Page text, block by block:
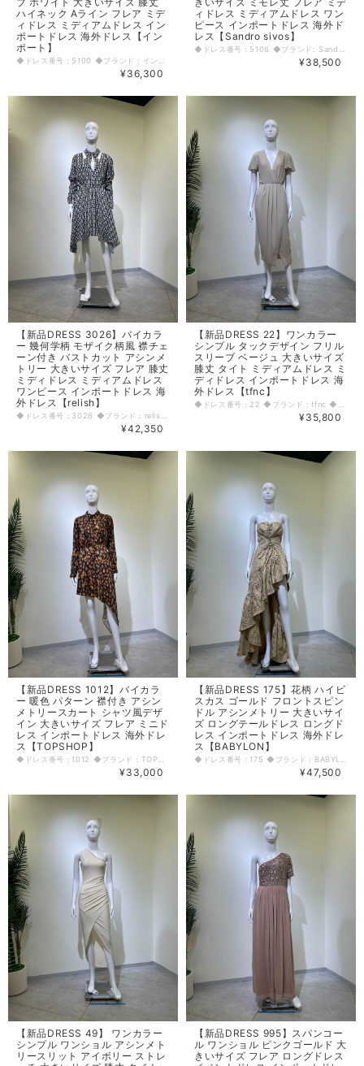
ハイネック Aライン フレア ミデ
ィドレス ミディアムドレス イン
ポートドレス 海外ドレス【イン
ポート】
◆ドレス番号：5100 ◆ブランド：インポート ◆サイズ：L ◆カラー：ホワイト ※平置きサイズ寸法 着丈：上46cm、スカート59cm 肩幅：34cm バスト：44cm ウエスト：35cm ヒップ： 50cm アームホール：cm 袖丈：59cm 〈生地感〉 ＝＝＝＝＝＝＝＝＝＝＝＝＝＝＝＝ 伸縮性： なし 厚み： 普通 裏地： あり 透け感： 若干あり ＝＝＝＝＝＝＝＝＝＝＝＝＝＝＝＝ その他 上着後ろ全ファスナーオープン スカート左ファスナー ◆マネキンサイズ 本体（H） 178cm バスト 78cm ウエスト 59cm ヒップ 87cm
¥36,300
ィドレス ミディアムドレス ワン
ピース インポートドレス 海外ド
レス【Sandro sivos】
◆ドレス番号：5106 ◆ブランド: Sandro sivos ◆サイズ：Ｌ ◆カラー：ブルー ※平置きサイズ寸法 着丈：130cm 肩幅：34cm バスト：41cm ウエスト：34cm ヒップ： 40cm アームホール：21cm 着丈：25cm 原産国：中国 素材：コポリエステル100％ 〈生地感〉 ＝＝＝＝＝＝＝＝＝＝＝＝＝＝＝＝ 伸縮性： 若干あり 厚み： 普通 裏地： あり 透け感： あり ＝＝＝＝＝＝＝＝＝＝＝＝＝＝＝＝ その他 背中ファスナー ウエストゴム入り ◆マネキンサイズ 本体（H） 178cm バスト 78cm ウエスト 59cm ヒップ 87cm
¥38,500
【新品DRESS 3026】バイカラ
ー 幾何学柄 モザイク柄風 襟チェ
ーン付き バストカット アシンメ
トリー 大きいサイズ フレア 膝丈
ミディドレス ミディアムドレス
ワンピース インポートドレス 海
外ドレス【relish】
¥42,350
【新品DRESS 22】ワンカラー
シンプル タックデザイン フリル
スリーブ ベージュ 大きいサイズ
膝丈 タイト ミディアムドレス ミ
ディドレス インポートドレス 海
外ドレス【tfnc】
¥35,800
【新品DRESS 1012】バイカラ
ー 暖色 パターン 襟付き アシン
メトリースカート シャツ風デザ
イン 大きいサイズ フレア ミニド
レス インポートドレス 海外ドレ
ス【TOPSHOP】
¥33,000
【新品DRESS 175】花柄 ハイビ
スカス ゴールド フロントスピン
ドル アシンメトリー 大きいサイ
ズ ロングテールドレス ロングド
レス インポートドレス 海外ドレ
ス【BABYLON】
¥47,500
【新品DRESS 49】 ワンカラー
シンプル ワンショル アシンメト
リースリット アイボリー ストレ
【新品DRESS 995】スパンコー
ル ワンショル ピンクゴールド 大
きいサイズ フレア ロングドレス